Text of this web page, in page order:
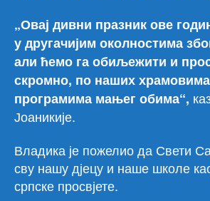
„Овај дивни празник ове
у другачијим околностима
али ћемо га обиљежити и
скромно, по наших
програмима мањег обима“,
Јоаникије.
Владика је пожелио да Свети
сву нашу дјецу и наше школе
српске просвјете.